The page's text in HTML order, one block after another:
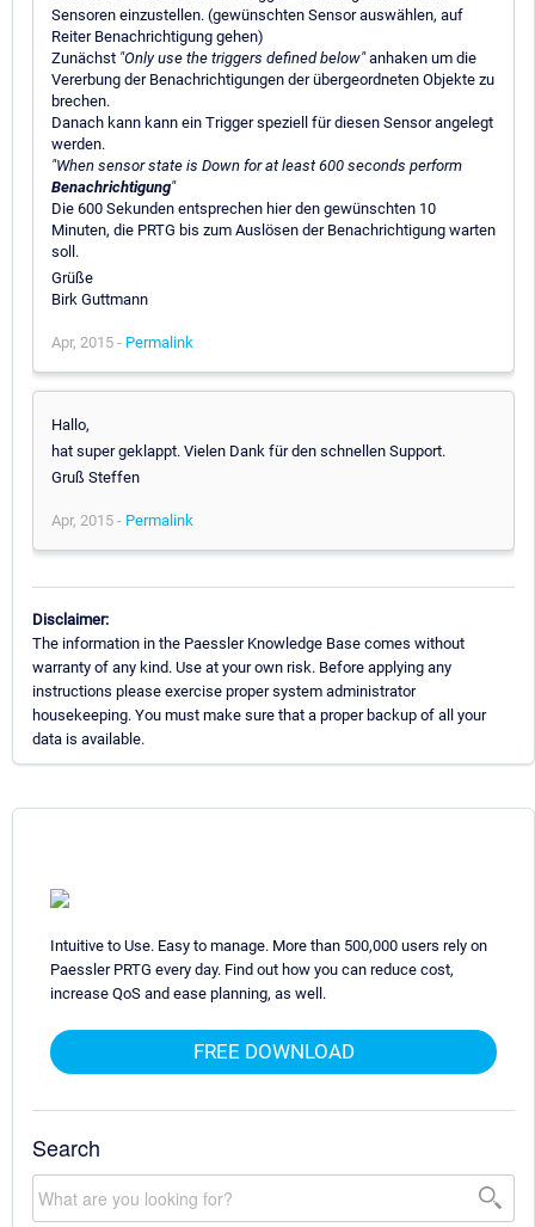
Sensoren einzustellen. (gewünschten Sensor auswählen, auf
Reiter Benachrichtigung gehen)
Zunächst "Only use the triggers defined below"anhaken um die
Vererbung der Benachrichtigungen der übergeordneten Objekte zu
brechen.
Danach kann kann ein Trigger speziell für diesen Sensor angelegt
werden.
"When sensor state is Down for at least 600 seconds perform
Benachrichtigung"
Die 600 Sekunden entsprechen hier den gewünschten 10
Minuten, die PRTG bis zum Auslösen der Benachrichtigung warten
soll.
Grüße
Birk Guttmann
Apr, 2015 - Permalink
Hallo,
hat super geklappt. Vielen Dank für den schnellen Support.
Gruß Steffen
Apr, 2015 - Permalink
Disclaimer:
The information in the Paessler Knowledge Base comes without
warranty of any kind. Use at your own risk. Before applying any
instructions please exercise proper system administrator
housekeeping. You must make sure that a proper backup of all your
data is available.
Intuitive to Use. Easy to manage. More than 500,000 users rely on
Paessler PRTG every day. Find out how you can reduce cost,
increase QoS and ease planning, as well.
FREE DOWNLOAD
Search